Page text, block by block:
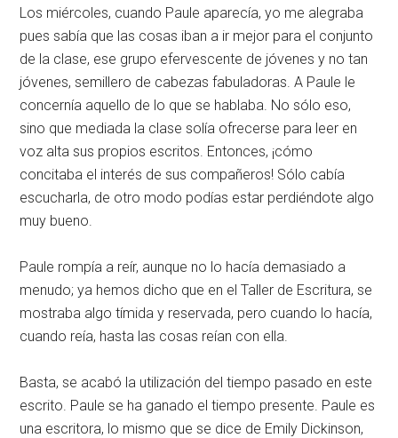
Los miércoles, cuando Paule aparecía, yo me alegraba
pues sabía que las cosas iban a ir mejor para el conjunto
de la clase, ese grupo efervescente de jóvenes y no tan
jóvenes, semillero de cabezas fabuladoras. A Paule le
concernía aquello de lo que se hablaba. No sólo eso,
sino que mediada la clase solía ofrecerse para leer en
voz alta sus propios escritos. Entonces, ¡cómo
concitaba el interés de sus compañeros! Sólo cabía
escucharla, de otro modo podías estar perdiéndote algo
muy bueno.
Paule rompía a reír, aunque no lo hacía demasiado a
menudo; ya hemos dicho que en el Taller de Escritura, se
mostraba algo tímida y reservada, pero cuando lo hacía,
cuando reía, hasta las cosas reían con ella.
Basta, se acabó la utilización del tiempo pasado en este
escrito. Paule se ha ganado el tiempo presente. Paule es
una escritora, lo mismo que se dice de Emily Dickinson,